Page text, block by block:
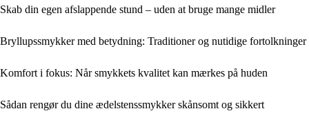
Skab din egen afslappende stund – uden at bruge mange midler
Bryllupssmykker med betydning: Traditioner og nutidige fortolkninger
Komfort i fokus: Når smykkets kvalitet kan mærkes på huden
Sådan rengør du dine ædelstenssmykker skånsomt og sikkert